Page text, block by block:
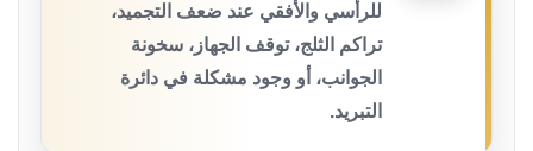
للرأسي والأفقي عند ضعف التجميد،
تراكم الثلج، توقف الجهاز، سخونة
الجوانب، أو وجود مشكلة في دائرة
التبريد.